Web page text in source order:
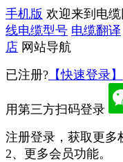
手机版 欢迎来到电缆
线电缆型号 电缆翻译
店 网站导航
已注册? 【快速登录】
用第三方扫码登录
注册登录，获取更多
2、更多会员功能。